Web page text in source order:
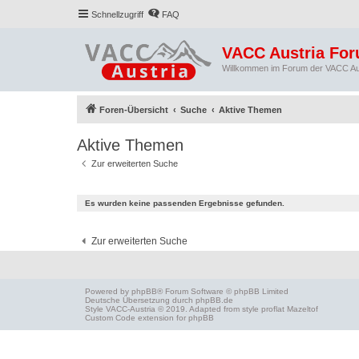
Schnellzugriff FAQ
VACC Austria
Willkommen im Forum der VACC
Foren-Übersicht Suche Aktive Themen
Aktive Themen
Zur erweiterten Suche
Es wurden keine passenden Ergebnisse gefunden.
Zur erweiterten Suche
Powered by phpBB® Forum Software © phpBB Limited
Deutsche Übersetzung durch phpBB.de
Style VACC-Austria © 2019. Adapted from style proflat Mazeltof
Custom Code extension for phpBB